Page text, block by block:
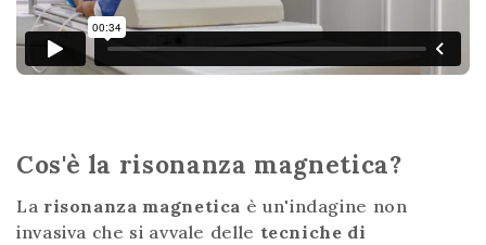
Cos'è la risonanza magnetica?
La risonanza magnetica è un'indagine non
invasiva che si avvale delle tecniche di